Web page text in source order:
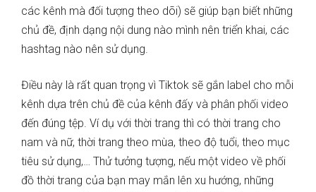
các kênh mà đối tượng theo dõi) sẽ giúp bạn biết những
chủ đề, định dạng nội dung nào mình nên triển khai, các
hashtag nào nên sử dụng.
Điều này là rất quan trọng vì Tiktok sẽ gắn label cho mỗi
kênh dựa trên chủ đề của kênh đấy và phân phối video
đến đúng tệp. Ví dụ với thời trang thì có thời trang cho
nam và nữ, thời trang theo mùa, theo độ tuổi, theo mục
tiêu sử dụng,… Thử tưởng tượng, nếu một video về phối
đồ thời trang của bạn may mắn lên xu hướng, những